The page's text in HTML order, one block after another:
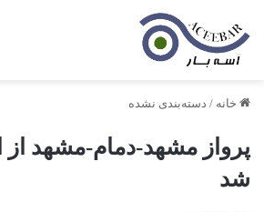
خانه / دسته‌بندی نشده
پرواز مشهد-دمام-مشهد از
شد